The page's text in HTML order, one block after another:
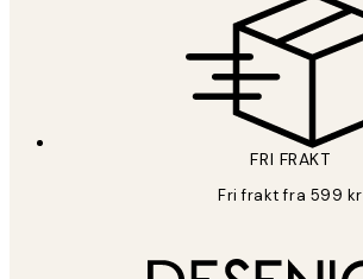
FRI FRAKT
Fri frakt fra 599 kr